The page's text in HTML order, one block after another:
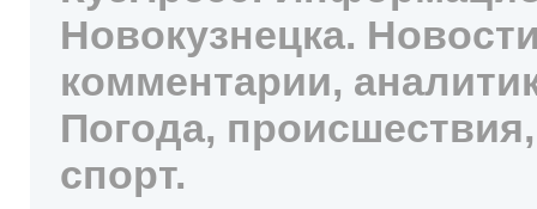
Новокузнецка.
комментарии,
Погода,
спорт.